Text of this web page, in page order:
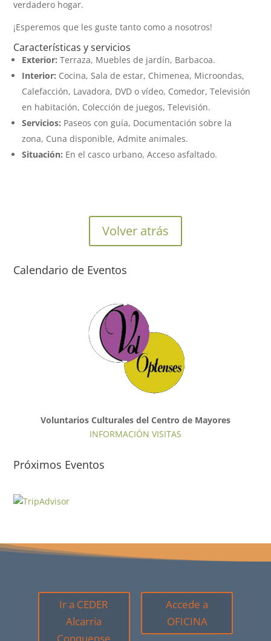
verdadero hogar.
¡Esperemos que les guste tanto como a nosotros!
Características y servicios
Exterior:Terraza, Muebles de jardín, Barbacoa.
Interior: Cocina, Sala de estar, Chimenea, Microondas,
Calefacción, Lavadora, DVD o vídeo, Comedor, Televisión
en habitación, Colección de juegos, Televisión.
Servicios: Paseos con guía, Documentación sobre la
zona, Cuna disponible, Admite animales.
Situación: En el casco urbano, Acceso asfaltado.
Volver atrás
Calendario de Eventos
Voluntarios Culturales del Centro de Mayores
INFORMACIÓN VISITAS
Próximos Eventos
Ir a CEDER
Alcarria
Accede a
OFICINA